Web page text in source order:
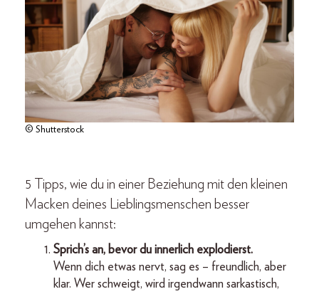
© Shutterstock
5 Tipps, wie du in einer Beziehung mit den kleinen
Macken deines Lieblingsmenschen besser
umgehen kannst:
Sprich’s an, bevor du innerlich explodierst.
Wenn dich etwas nervt, sag es – freundlich, aber
klar. Wer schweigt, wird irgendwann sarkastisch,